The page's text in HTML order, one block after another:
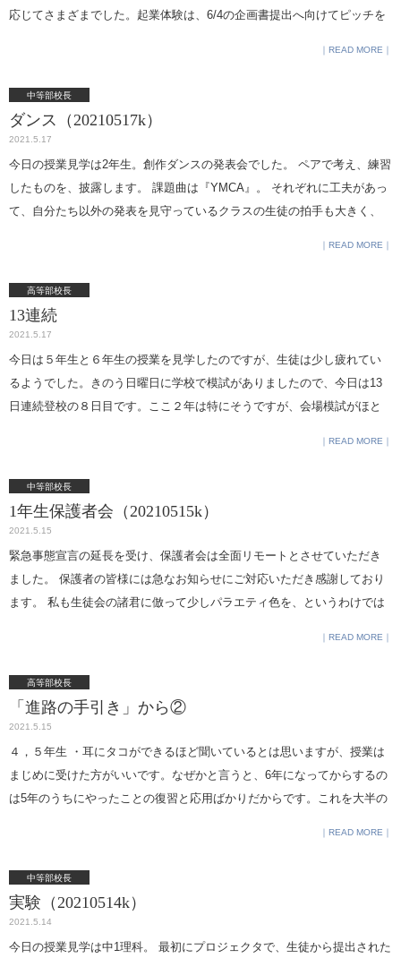
応じてさまざまでした。起業体験は、6/4の企画書提出へ向けてピッチを
レゼンをしていました。（５年は参加が任意のため）さすがに経験を積
どのチームも大きな拍手をもらっていました。 今年の起業体験は３年生
討して記入します。ファンド（学校）が審査を委託するサポート委員に
す。 6/23起業体験プレゼンテーション：各クラスがファンドから投資を
引き出すため、真剣勝負のプレゼンが行われます。毎年新しいサポート
委員のどなたかが、うちの社員のプレゼンよりはるかに上手と言われま
す その翌日：昼休みにプレゼンの結果が張り出され、点数、順位と学校
からの出資金額が発表されます。４時間目終了１分後にはその場所が悲
鳴に包まれ、毎年わかっていても事件が起きたと錯覚します。（今年は
自粛をお願いします。） 7/19設立登記：各クラスの取締役が集まり、会
元帳や領収書管理台帳などのフォームが配られます。最後、登記簿に法
務局の印が押されるときは、東京証券取引所の打鐘にも負けない雰囲気
です。 写真部生徒撮影（お店から掲載許可をいただいています）再度北
品川の古い町並みから、慶応元年創業の丸屋履物店。このお店も株式会
社です。
READ MORE
中等部校長
ダンス（20210517k）
2021.5.17
今日の授業見学は2年生。創作ダンスの発表会でした。 ペアで考え、練習
したものを、披露します。 課題曲は『YMCA』。 それぞれに工夫があっ
て、自分たち以外の発表を見守っているクラスの生徒の拍手も大きく、
懐かしい。←70年代のネタを3つ並べてみました。）
READ MORE
高等部校長
13連続
2021.5.17
今日は５年生と６年生の授業を見学したのですが、生徒は少し疲れてい
るようでした。きのう日曜日に学校で模試がありましたので、今日は13
日連続登校の８日目です。ここ２年は特にそうですが、会場模試がほと
まり、CBL／起業体験などの総合学習も行っています。例年ならクラブ活
動停止中ですが、それでも５年は大変です。 ６年生は今年に入って２回
と比べれば、きちんとした模試を受けられるのはいいことですが、６年
６年のこの時期に一番重きを置いてほしいのは、自分は一定時間コンス
タントに勉強しているという事実です。じきに模試の結果が返ってきま
すが、それは弱点の確認に使うものであって、一喜一憂するものではあ
りません。効率よく勉強する、という言葉をよく聞きますが、受験勉強
は誰もが初めてですから、そんなに差はありません。それよりも、自分
なりに毎日しっかり勉強しているのだという事実に自信を持ってほし
い、そう思います。 柔らかな雰囲気で作られた、６年生の体育祭横断
員の表情と、ところどころに舞い散る桜が、書かれたフレーズに見事に
合っています。
READ MORE
中等部校長
1年生保護者会（20210515k）
2021.5.15
緊急事態宣言の延長を受け、保護者会は全面リモートとさせていただき
ました。 保護者の皆様には急なお知らせにご対応いただき感謝しており
ます。 私も生徒会の諸君に倣って少しパラエティ色を、というわけでは
が来ることを祈念しております。
READ MORE
高等部校長
「進路の手引き」から②
2021.5.15
４，５年生 ・耳にタコができるほど聞いているとは思いますが、授業は
まじめに受けた方がいいです。なぜかと言うと、6年になってからするの
は5年のうちにやったことの復習と応用ばかりだからです。これを大半の
なった時に、勉強習慣がないと辛いと思います。（中学の時から定期試
に勉強できなければ、６年になって１年スパンでの勉強に移行するのは
READ MORE
中等部校長
実験（20210514k）
2021.5.14
今日の授業見学は中1理科。 最初にプロジェクタで、生徒から提出された